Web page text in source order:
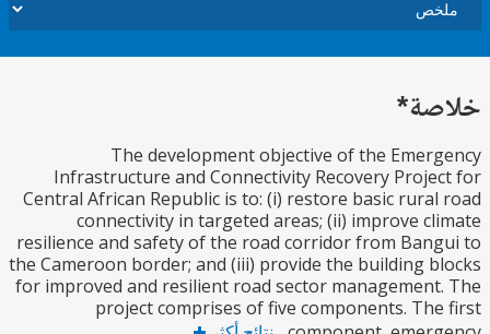
The development objective of the
Infrastructure and Connectivity Recovery
Central African Republic is to: (i) restore basic
connectivity in targeted areas; (ii) improve
resilience and safety of the road corridor from
the Cameroon border; and (iii) provide the building
for improved and resilient road sector
project comprises of five components.